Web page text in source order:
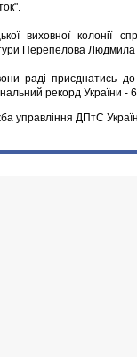
виховної колонії
Перепелова
раді приєднатись до
рекорд України -
управління ДПтС